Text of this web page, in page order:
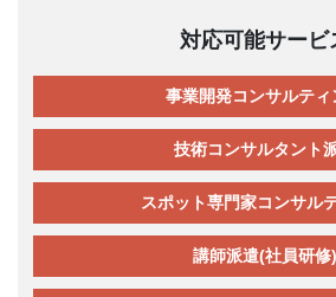
対応可能サービ
事業開発コンサルティ
技術コンサルタント
スポット専門家コンサル
講師派遣(社員研修)